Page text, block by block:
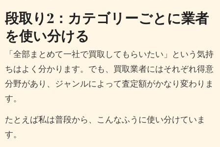
段取り2：カテゴリーごとに業者
を使い分ける
「全部まとめて一社で買取してもらいたい」という気持
ちはよく分かります。でも、買取業者にはそれぞれ得意
分野があり、ジャンルによって査定額がかなり変わりま
す。
たとえば私は普段から、こんなふうに使い分けていま
す。